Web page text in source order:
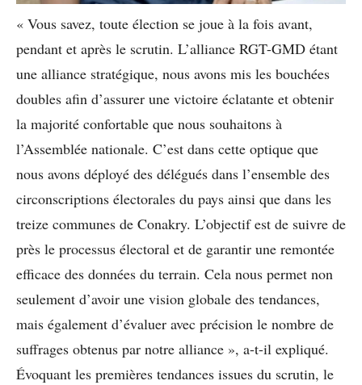
« Vous savez, toute élection se joue à la fois avant,
pendant et après le scrutin. L’alliance RGT-GMD étant
une alliance stratégique, nous avons mis les bouchées
doubles afin d’assurer une victoire éclatante et obtenir
la majorité confortable que nous souhaitons à
l’Assemblée nationale. C’est dans cette optique que
nous avons déployé des délégués dans l’ensemble des
circonscriptions électorales du pays ainsi que dans les
treize communes de Conakry. L’objectif est de suivre de
près le processus électoral et de garantir une remontée
efficace des données du terrain. Cela nous permet non
seulement d’avoir une vision globale des tendances,
mais également d’évaluer avec précision le nombre de
suffrages obtenus par notre alliance », a-t-il expliqué.
Évoquant les premières tendances issues du scrutin, le